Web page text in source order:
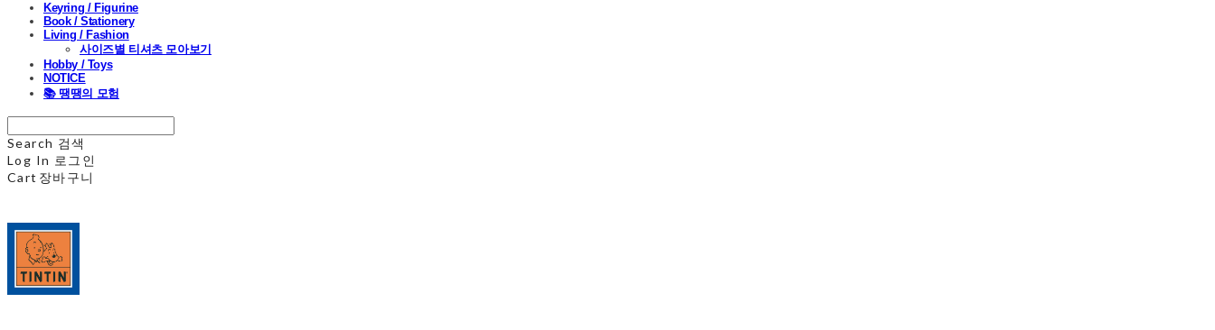
Keyring / Figurine
Book / Stationery
Living / Fashion
사이즈별 티셔츠 모아보기
Hobby / Toys
NOTICE
📚 땡땡의 모험
Search 검색
Log In 로그인
Cart 장바구니